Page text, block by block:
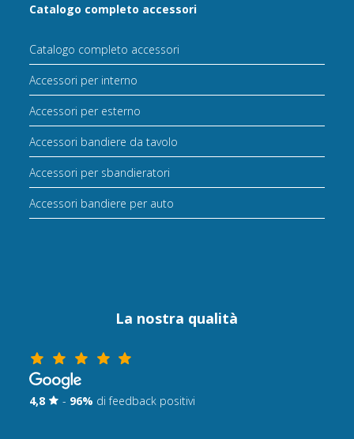
Catalogo completo accessori
Catalogo completo accessori
Accessori per interno
Accessori per esterno
Accessori bandiere da tavolo
Accessori per sbandieratori
Accessori bandiere per auto
La nostra qualità
4,8 - 96% di feedback positivi